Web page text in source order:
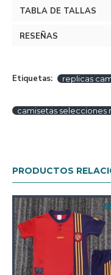
TABLA DE TALLAS
RESEÑAS
Etiquetas: replicas
camisetas selecciones
PRODUCTOS